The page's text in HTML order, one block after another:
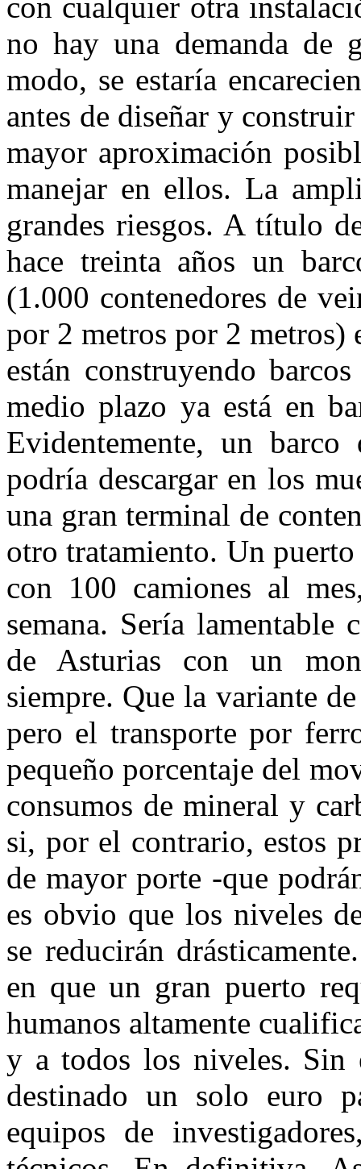
con cualquier otra
no hay una demanda de
modo, se estaría
antes de diseñar y
mayor aproximación
manejar en ellos. La
grandes riesgos. A título
hace treinta años un
(1.000 contenedores de
por 2 metros por 2 metros)
están construyendo
medio plazo ya está en
Evidentemente, un barco
podría descargar en los
una gran terminal de
otro tratamiento. Un
con 100 camiones al
semana. Sería
de Asturias con un
siempre. Que la variante
pero el transporte por
pequeño porcentaje del
consumos de mineral y
si, por el contrario, estos
de mayor porte -que
es obvio que los niveles
se reducirán
en que un gran puerto
humanos altamente
y a todos los niveles. Sin
destinado un solo euro
equipos de